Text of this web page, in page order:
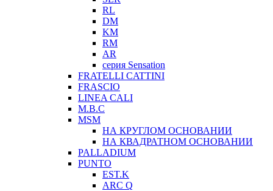
RL
DM
KM
RM
AR
серия Sensation
FRATELLI CATTINI
FRASCIO
LINEA CALI
M.B.C
MSM
НА КРУГЛОМ ОСНОВАНИИ
НА КВАДРАТНОМ ОСНОВАНИИ
PALLADIUM
PUNTO
EST.K
ARC Q